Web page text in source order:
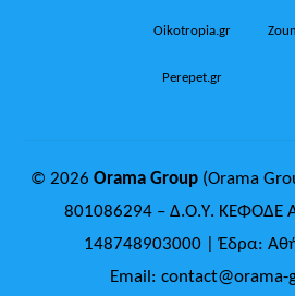
Oikotropia.gr
Perepet.gr
© 2026Orama Group (Orama
801086294 – Δ.Ο.Υ. ΚΕΦΟΔΕ
148748903000 | Έδρα:
Email: contact@orama-